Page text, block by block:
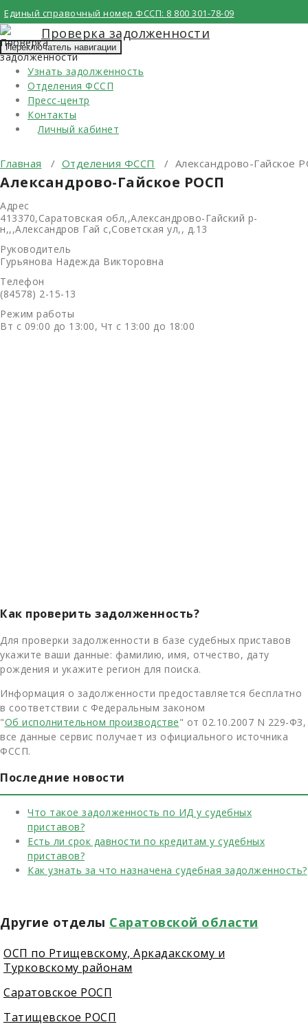
Перейти
к
содержимому
Единый справочный номер ФССП: 8 800 301-78-09
Проверка задолженности
Переключатель навигации
Узнать задолженность
Отделения ФССП
Пресс-центр
Контакты
Личный кабинет
Главная / Отделения ФССП / Александрово-Гайское
Александрово-Гайское РОСП
Адрес
413370,Саратовская обл,,Александрово-Гайский р-
н,,,Александров Гай с,Советская ул,, д.13
Руководитель
Гурьянова Надежда Викторовна
Телефон
(84578) 2-15-13
Режим работы
Вт с 09:00 до 13:00, Чт с 13:00 до 18:00
Как проверить задолженность?
Для проверки задолженности в базе судебных приставов
укажите ваши данные: фамилию, имя, отчество, дату
рождения и укажите регион для поиска.
Информация о задолженности предоставляется бесплатно
в соответствии с Федеральным законом
"Об исполнительном производстве" от 02.10.2007 N 229-ФЗ,
все данные сервис получает из официального источника
ФССП.
Последние новости
Что такое задолженность по ИД у судебных
приставов?
Есть ли срок давности по кредитам у судебных
приставов?
Как узнать за что назначена судебная задолженность?
Другие отделы Саратовской области
ОСП по Ртищевскому, Аркадакскому и
Турковскому районам
Саратовское РОСП
Татищевское РОСП